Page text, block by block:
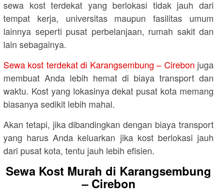
sewa kost terdekat yang berlokasi tidak jauh dari
tempat kerja, universitas maupun fasilitas umum
lainnya seperti pusat perbelanjaan, rumah sakit dan
lain sebagainya.
Sewa kost terdekat di Karangsembung – Cirebon juga
membuat Anda lebih hemat di biaya transport dan
waktu. Kost yang lokasinya dekat pusat kota memang
biasanya sedikit lebih mahal.
Akan tetapi, jika dibandingkan dengan biaya transport
yang harus Anda keluarkan jika kost berlokasi jauh
dari pusat kota, tentu jauh lebih efisien.
Sewa Kost Murah di Karangsembung
– Cirebon